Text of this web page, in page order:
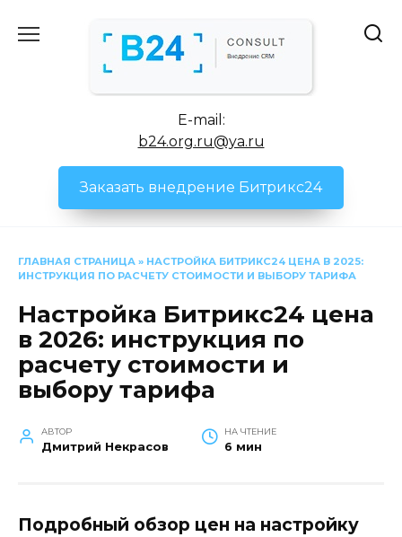
E-mail:
b24.org.ru@ya.ru
Заказать внедрение Битрикс24
ГЛАВНАЯ СТРАНИЦА » НАСТРОЙКА БИТРИКС24 ЦЕНА В 2025:
ИНСТРУКЦИЯ ПО РАСЧЕТУ СТОИМОСТИ И ВЫБОРУ ТАРИФА
Настройка Битрикс24 цена
в 2026: инструкция по
расчету стоимости и
выбору тарифа
АВТОР
Дмитрий Некрасов
НА ЧТЕНИЕ
6 мин
Подробный обзор цен на настройку